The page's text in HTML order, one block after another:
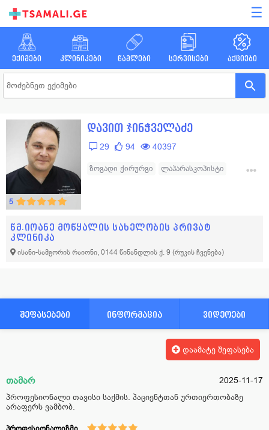
☰
ექიმები კლინიკები წამლები სერვისები აქციები
5
დავით ჯინჭველაძე
29 94 40397
ზოგადი ქირურგი
ლაპარასკოპისტი
წმ.იოანე მოწყალის სახელობის პრივატ
კლინიკა
ისანი-სამგორის რაიონი, 0144 წინანდლის ქ. 9 (რუკის ჩვენება)
შეფასებები ინფორმაცია ვიდეოები
დაამატე შეფასება
თამარ
2025-11-17
პროფესიონალი თავისი საქმის. პაციენტთან ურთიერთობაზე
არაფერს ვამბობ.